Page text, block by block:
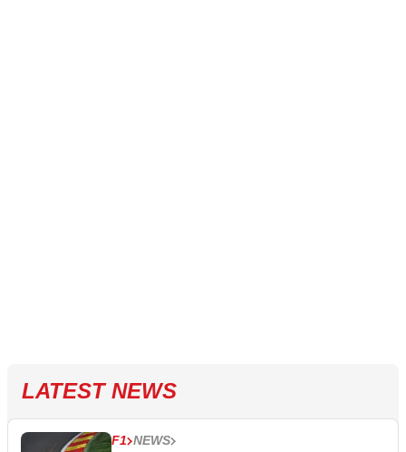
LATEST NEWS
F1 NEWS